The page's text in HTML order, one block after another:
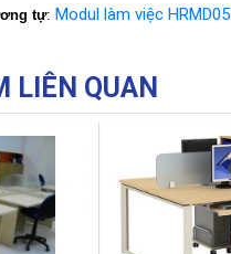
tự: Modul làm việc HRMD05
LIÊN QUAN